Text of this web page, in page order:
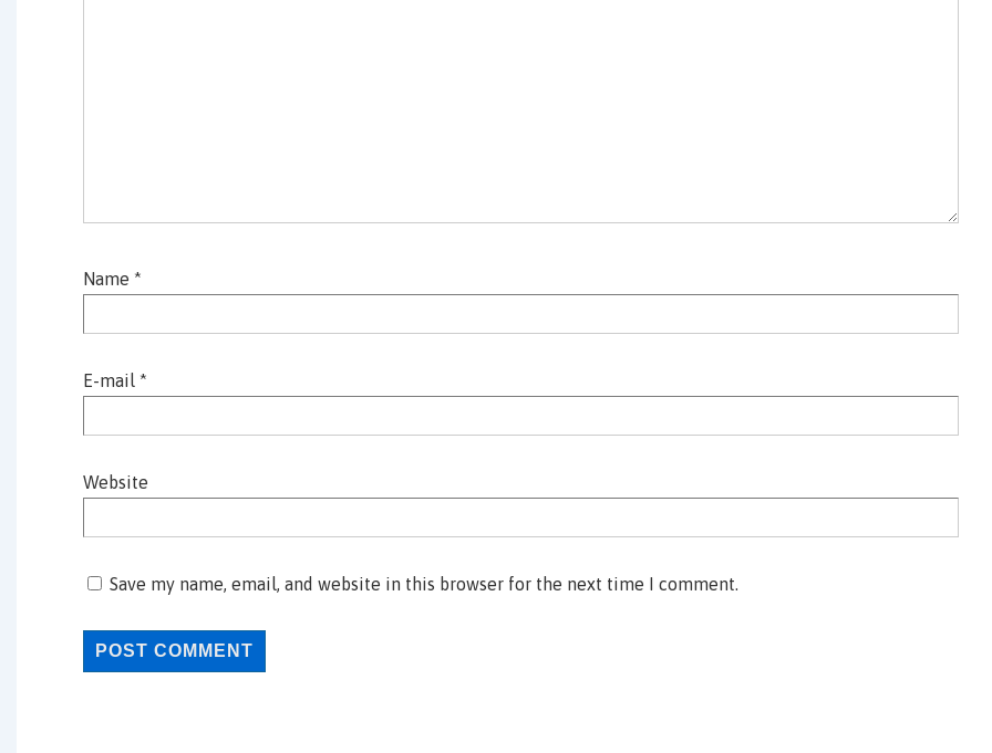
Name *
E-mail *
Website
Save my name, email, and website in this browser for the next time I comment.